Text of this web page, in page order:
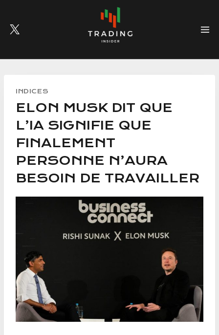
content
INDICES
ELON MUSK DIT QUE
L’IA SIGNIFIE QUE
FINALEMENT
PERSONNE N’AURA
BESOIN DE TRAVAILLER